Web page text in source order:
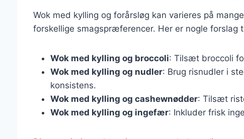
Wok med kylling og forårsløg kan varieres på
forskellige smagspræferencer. Her er nogle forslag
Wok med kylling og broccoli: Tilsæt broccoli
Wok med kylling og nudler: Brug risnudler i
konsistens.
Wok med kylling og cashewnødder: Tilsæt
Wok med kylling og ingefær: Inkluder frisk